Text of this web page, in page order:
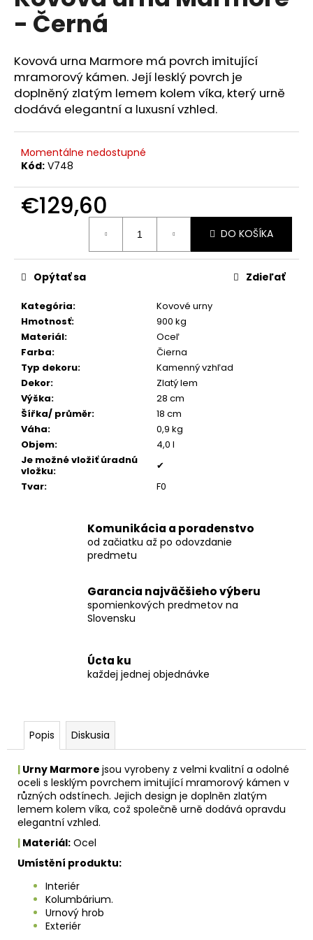
z
hviezdičiek.
- Černá
Kovová urna Marmore má povrch imitující
mramorový kámen. Její lesklý povrch je
doplněný zlatým lemem kolem víka, který urně
dodává elegantní a luxusní vzhled.
Momentálne nedostupné
Kód: V748
€129,60
DO KOŠÍKA
Kategória:
Kovové urny
Hmotnosť:
900 kg
Materiál:
Oceľ
Farba:
Čierna
Typ dekoru:
Kamenný vzhľad
Dekor:
Zlatý lem
Výška:
28 cm
Šířka/ průměr:
18 cm
Váha:
0,9 kg
Objem:
4,0 l
Je možné vložiť úradnú
vložku:
✔
Tvar: F0
Opýtať sa Zdieľať
Komunikácia a poradenstvo
od začiatku až po odovzdanie
predmetu
Garancia najväčšieho výberu
spomienkových predmetov na
Slovensku
Úcta ku
každej jednej objednávke
Popis Diskusia
| Urny Marmore jsou vyrobeny z velmi kvalitní a odolné
oceli s lesklým povrchem imitující mramorový kámen v
různých odstínech. Jejich design je doplněn zlatým
lemem kolem víka, což společně urně dodává opravdu
elegantní vzhled.
| Materiál: Ocel
Umístění produktu:
Interiér
Kolumbárium.
Urnový hrob
Exteriér
á
s
ť
?
HĽADAŤ
p
o
ú
č
a
m
e
POZLÁTENÝ
PRSTEŇ
PERLEŤ
€160